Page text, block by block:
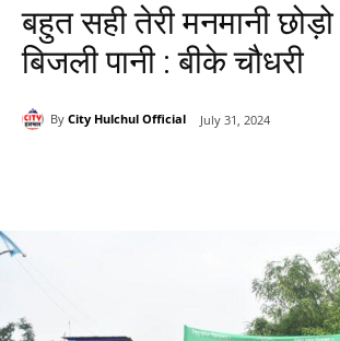
बहुत सही तेरी मनमानी छोड़ो
बिजली पानी : बीके चौधरी
By City Hulchul Official July 31, 2024